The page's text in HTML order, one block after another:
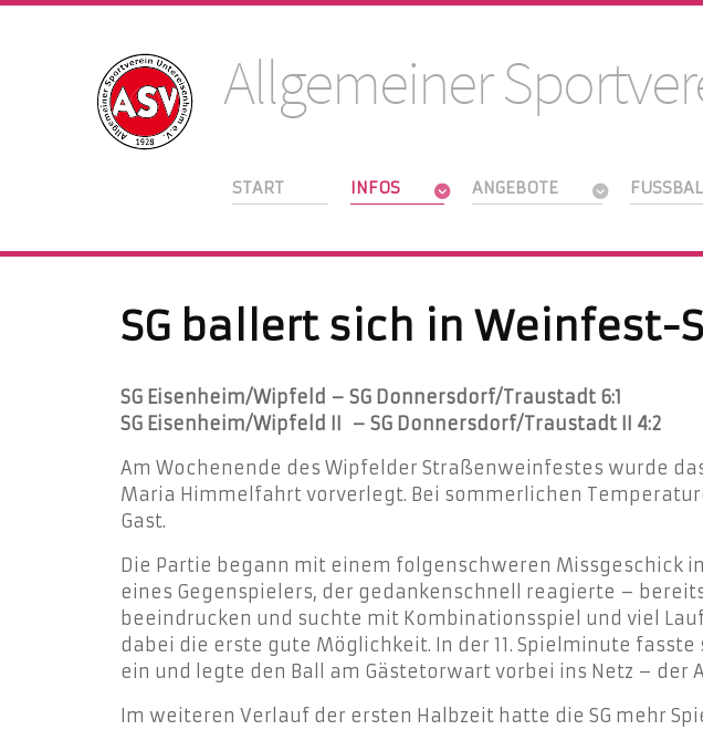
Allgemeiner
START INFOS ANGEBOTE FUSSBALL
SG ballert sich in Weinfest-
SG Eisenheim/Wipfeld – SG Donnersdorf/Traustadt 6:1
SG Eisenheim/Wipfeld II
– SG Donnersdorf/Traustadt II 4:2
Am Wochenende des Wipfelder Straßenweinfestes wurde
Maria Himmelfahrt vorverlegt. Bei sommerlichen
Gast.
Die Partie begann mit einem folgenschweren Missgeschick
eines Gegenspielers, der gedankenschnell reagierte –
beeindrucken und suchte mit Kombinationsspiel und viel
dabei die erste gute Möglichkeit. In der 11. Spielminute
ein und legte den Ball am Gästetorwart vorbei ins Netz – der
Im weiteren Verlauf der ersten Halbzeit hatte die SG mehr